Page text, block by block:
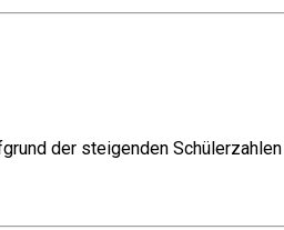
der steigenden